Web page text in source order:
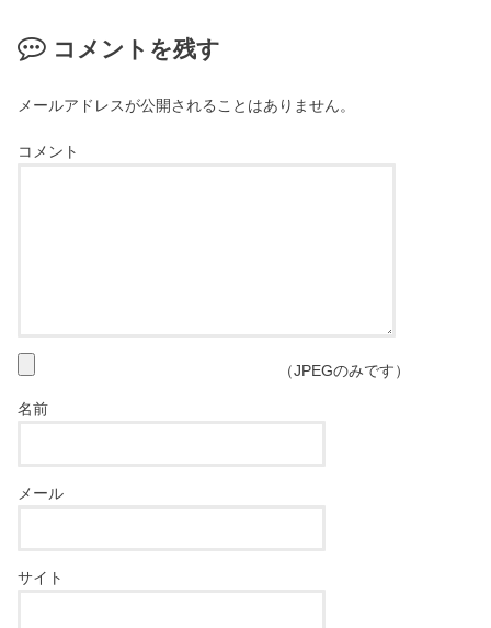
コメントを残す
メールアドレスが公開されることはありません。
コメント
（JPEGのみです）
名前
メール
サイト